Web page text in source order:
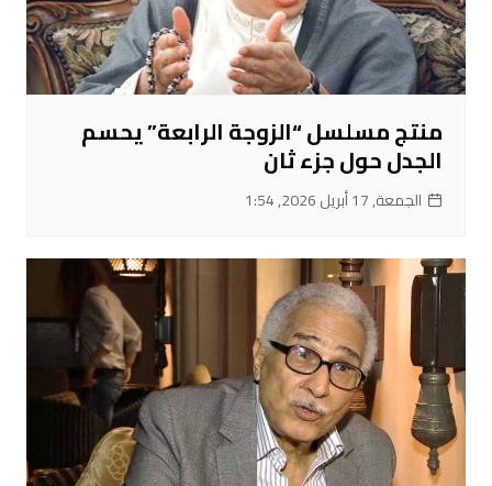
منتج مسلسل “الزوجة الرابعة” يحسم
الجدل حول جزء ثان
الجمعة, 17 أبريل 2026, 1:54